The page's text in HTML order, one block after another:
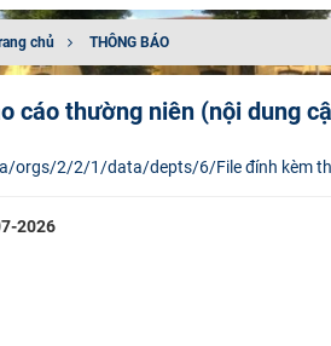
chủ THÔNG BÁO
cáo thường niên (nội dung
orgs/2/2/1/data/depts/6/File đính kèm
2026